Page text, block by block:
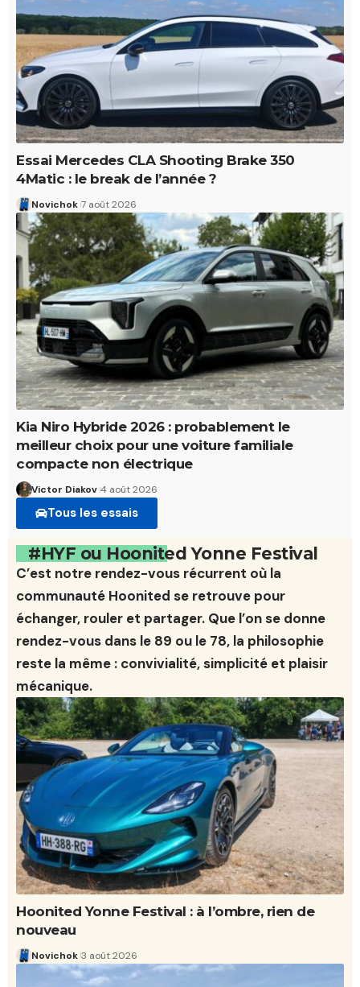
Essai Mercedes CLA Shooting Brake 350
4Matic : le break de l’année ?
Novichok 7 août 2026
Kia Niro Hybride 2026 : probablement le
meilleur choix pour une voiture familiale
compacte non électrique
Victor Diakov 4 août 2026
Tous les essais
#HYF ou Hoonited Yonne Festival
C’est notre rendez-vous récurrent où la
communauté Hoonited se retrouve pour
échanger, rouler et partager. Que l’on se donne
rendez-vous dans le 89 ou le 78, la philosophie
reste la même : convivialité, simplicité et plaisir
mécanique.
Hoonited Yonne Festival : à l’ombre, rien de
nouveau
Novichok 3 août 2026